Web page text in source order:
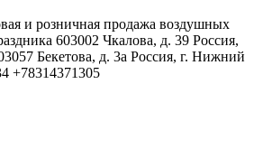
и розничная продажа воздушных
603002 Чкалова, д. 39 Россия,
Бекетова, д. 3а Россия, г. Нижний
+78314371305